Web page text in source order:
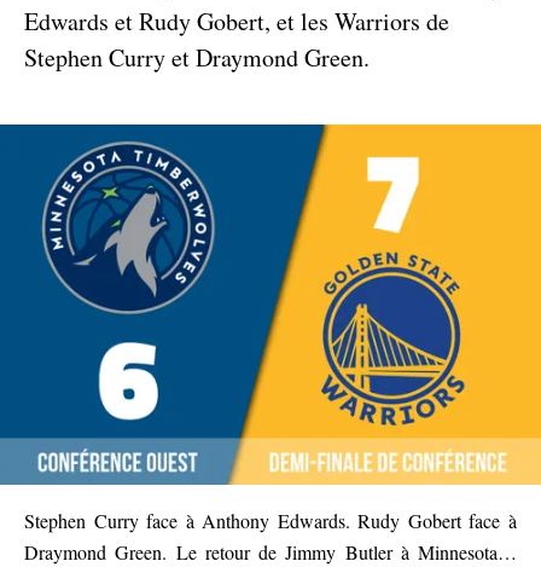
Edwards et Rudy Gobert, et les Warriors de
Stephen Curry et Draymond Green.
Stephen Curry face à Anthony Edwards. Rudy Gobert face à
Draymond Green. Le retour de Jimmy Butler à Minnesota…